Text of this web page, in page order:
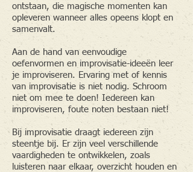
ontstaan, die magische momenten kan
opleveren wanneer alles opeens klopt en
samenvalt.
Aan de hand van eenvoudige
oefenvormen en improvisatie-ideeën leer
je improviseren. Ervaring met of kennis
van improvisatie is niet nodig. Schroom
niet om mee te doen! Iedereen kan
improviseren, foute noten bestaan niet!
Bij improvisatie draagt iedereen zijn
steentje bij. Er zijn veel verschillende
vaardigheden te ontwikkelen, zoals
luisteren naar elkaar, overzicht houden en